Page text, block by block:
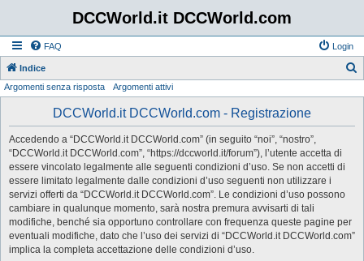
DCCWorld.it DCCWorld.com
FAQ Login
Indice
Argomenti senza risposta Argomenti attivi
DCCWorld.it DCCWorld.com - Registrazione
Accedendo a “DCCWorld.it DCCWorld.com” (in seguito “noi”, “nostro”,
“DCCWorld.it DCCWorld.com”, “https://dccworld.it/forum”), l’utente accetta di
essere vincolato legalmente alle seguenti condizioni d’uso. Se non accetti di
essere limitato legalmente dalle condizioni d’uso seguenti non utilizzare i
servizi offerti da “DCCWorld.it DCCWorld.com”. Le condizioni d’uso possono
cambiare in qualunque momento, sarà nostra premura avvisarti di tali
modifiche, benché sia opportuno controllare con frequenza queste pagine per
eventuali modifiche, dato che l’uso dei servizi di “DCCWorld.it DCCWorld.com”
implica la completa accettazione delle condizioni d’uso.